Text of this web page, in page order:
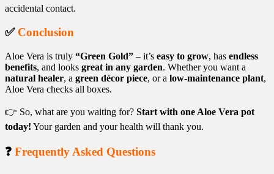
accidental contact.
✅ Conclusion
Aloe Vera is truly “Green Gold” – it’s easy to grow, has endless
benefits, and looks great in any garden. Whether you want a
natural healer, a green décor piece, or a low-maintenance plant,
Aloe Vera checks all boxes.
👉 So, what are you waiting for? Start with one Aloe Vera pot
today! Your garden and your health will thank you.
❓ Frequently Asked Questions